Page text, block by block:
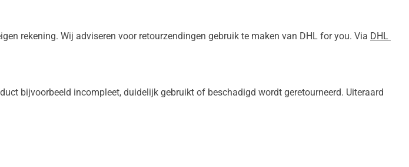
rekening. Wij adviseren voor retourzendingen gebruik te maken van DHL for you. Via DHL
bijvoorbeeld incompleet, duidelijk gebruikt of beschadigd wordt geretourneerd. Uiteraard